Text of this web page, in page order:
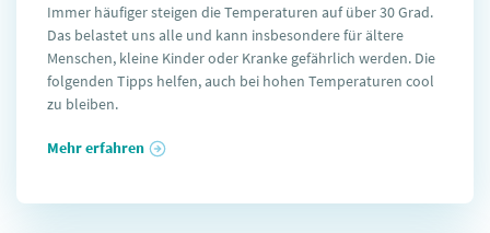
Immer häufiger steigen die Temperaturen auf über 30 Grad.
Das belastet uns alle und kann insbesondere für ältere
Menschen, kleine Kinder oder Kranke gefährlich werden. Die
folgenden Tipps helfen, auch bei hohen Temperaturen cool
zu bleiben.
Mehr erfahren